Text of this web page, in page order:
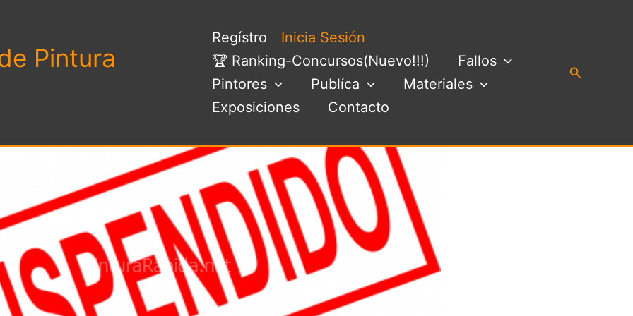
Pintura
Regístro
Inicia Sesión
🏆 Ranking-Concursos(Nuevo!!!)
Fallos
Pintores
Publíca
Materiales
Exposiciones
Contacto
Buscar